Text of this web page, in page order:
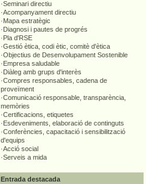
·Seminari directiu
·Acompanyament directiu
·Mapa estratègic
·Diagnosi i pautes de progrés
·Pla d'RSE
·Gestió ètica, codi ètic, comitè d'ètica
·Objectius de Desenvolupament Sostenible
·Empresa saludable
·Diàleg amb grups d'interès
·Compres responsables, cadena de
proveïment
·Comunicació responsable, transparència,
memòries
·Certificacions, etiquetes
·Esdeveniments, elaboració de continguts
·Conferències, capacitació i sensibilització
d'equips
·Acció social
·Serveis a mida
Entrada destacada